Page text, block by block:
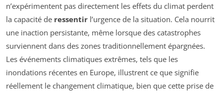
n’expérimentent pas directement les effets du climat perdent
la capacité de ressentir l’urgence de la situation. Cela nourrit
une inaction persistante, même lorsque des catastrophes
surviennent dans des zones traditionnellement épargnées.
Les événements climatiques extrêmes, tels que les
inondations récentes en Europe, illustrent ce que signifie
réellement le changement climatique, bien que cette prise de